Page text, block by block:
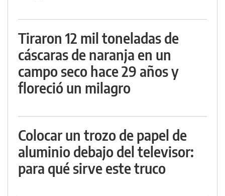
Tiraron 12 mil toneladas de
cáscaras de naranja en un
campo seco hace 29 años y
floreció un milagro
Colocar un trozo de papel de
aluminio debajo del televisor:
para qué sirve este truco